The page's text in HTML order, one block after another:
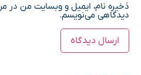
ذخیره نام، ایمیل و وبسایت من در
دیدگاهی می‌نویسم.